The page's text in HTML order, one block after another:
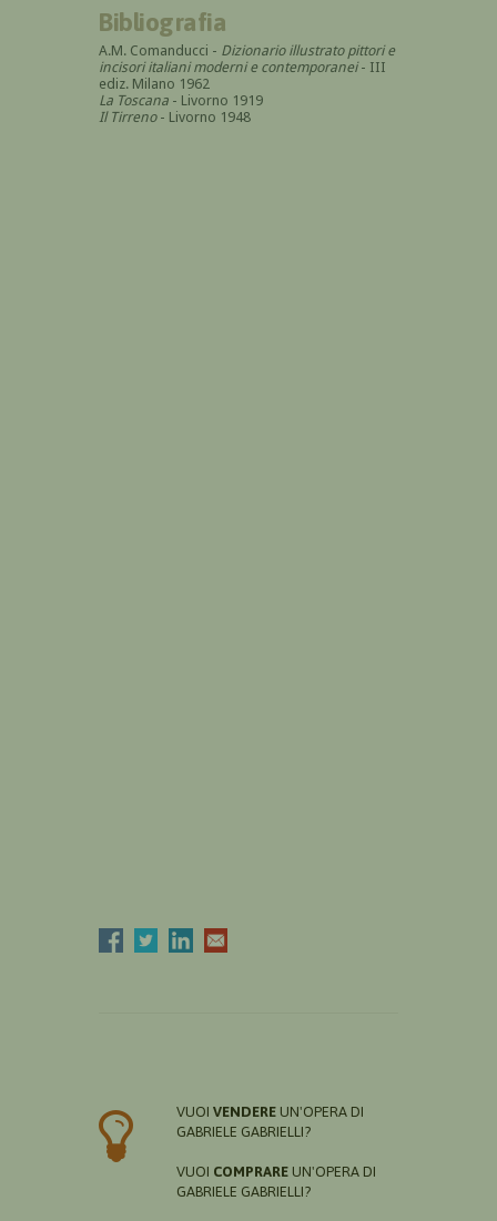
Bibliografia
A.M. Comanducci - Dizionario illustrato pittori e
incisori italiani moderni e contemporanei- III
ediz. Milano 1962
La Toscana - Livorno 1919
Il Tirreno- Livorno 1948
VUOI VENDERE UN'OPERA DI
GABRIELE GABRIELLI?
VUOI COMPRARE UN'OPERA DI
GABRIELE GABRIELLI?